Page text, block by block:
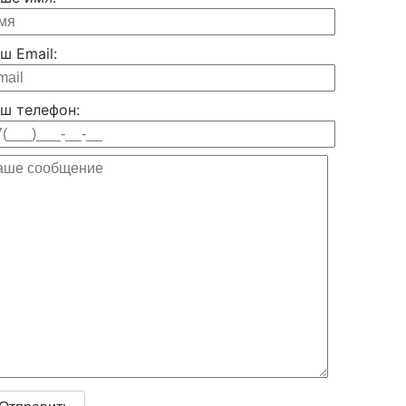
Email:
телефон: